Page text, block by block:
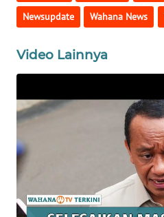
Newsupdate Wahana News
Video Lainnya
BALI
KALBAR
KALTENG
WN
KALSEL